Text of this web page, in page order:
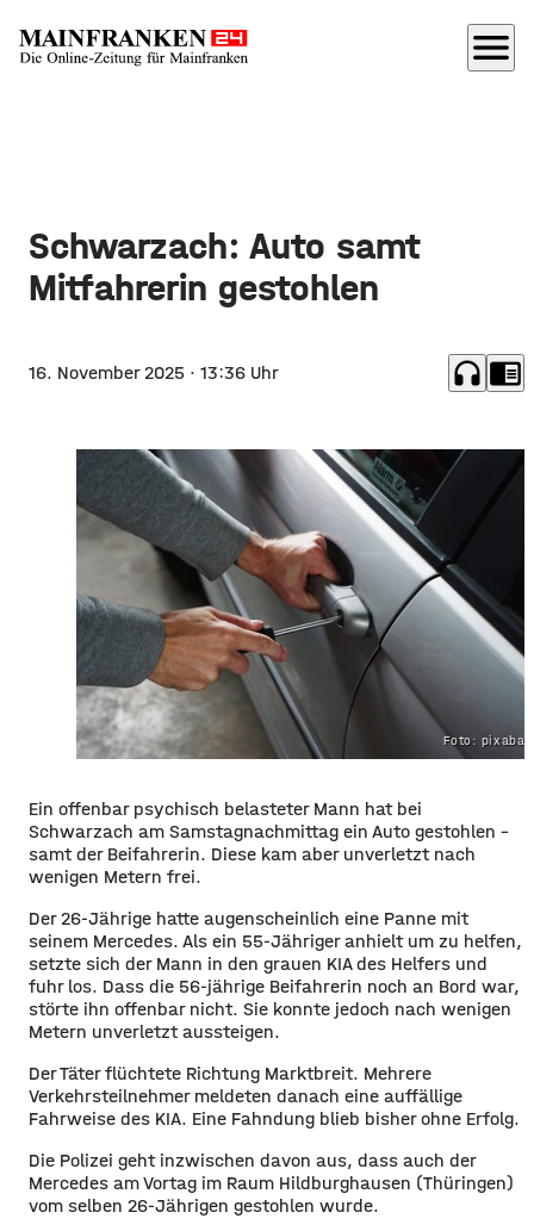
menu
Schwarzach: Auto samt
Mitfahrerin gestohlen
16. November 2025 · 13:36 Uhr headphones chrome_reader_mode
Foto:
Ein offenbar psychisch belasteter Mann hat bei
Schwarzach am Samstagnachmittag ein Auto gestohlen –
samt der Beifahrerin. Diese kam aber unverletzt nach
wenigen Metern frei.
Der 26-Jährige hatte augenscheinlich eine Panne mit
seinem Mercedes. Als ein 55-Jähriger anhielt um zu helfen,
setzte sich der Mann in den grauen KIA des Helfers und
fuhr los. Dass die 56-jährige Beifahrerin noch an Bord war,
störte ihn offenbar nicht. Sie konnte jedoch nach wenigen
Metern unverletzt aussteigen.
Der Täter flüchtete Richtung Marktbreit. Mehrere
Verkehrsteilnehmer meldeten danach eine auffällige
Fahrweise des KIA. Eine Fahndung blieb bisher ohne Erfolg.
Die Polizei geht inzwischen davon aus, dass auch der
Mercedes am Vortag im Raum Hildburghausen (Thüringen)
vom selben 26-Jährigen gestohlen wurde.